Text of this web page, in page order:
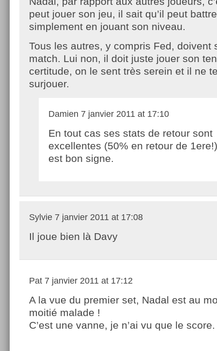
peut jouer son jeu, il sait qu’il peut
simplement en jouant son niveau.
Tous les autres, y compris Fed, doivent
match. Lui non, il doit juste jouer son
certitude, on le sent très serein et il ne
surjouer.
Damien 7 janvier 2011 at 17:10
En tout cas ses stats de retour sont
excellentes (50% en retour de
est bon signe.
Sylvie 7 janvier 2011 at 17:08
Il joue bien là Davy
Pat 7 janvier 2011 at 17:12
A la vue du premier set, Nadal est au
moitié malade !
C’est une vanne, je n’ai vu que le score.